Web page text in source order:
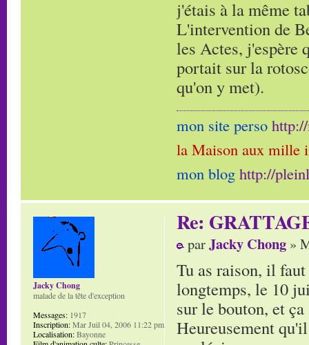
j'étais à la même
L'intervention de
les Actes, j'espère
portait sur la
qu'on y met).
mon site perso
la Maison aux mille
mon blog http://
Re:
parJacky Chong »
Tu as raison, il
longtemps, le 10
sur le bouton, et
Heureusement
Jacky Chong
malade de la tête d'exception
Messages: 1917
Inscription:Mar Juil 04, 2006 11:22 pm
Localisation:Bayonne